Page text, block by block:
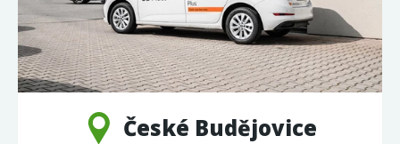
České Budějovice